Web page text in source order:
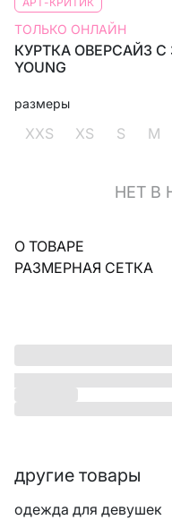
ТОЛЬКО ОНЛАЙН
КУРТКА ОВЕРСАЙЗ С
YOUNG
размеры
XXS XS S M
НЕТ В
О ТОВАРЕ
РАЗМЕРНАЯ СЕТКА
другие товары
одежда для девушек